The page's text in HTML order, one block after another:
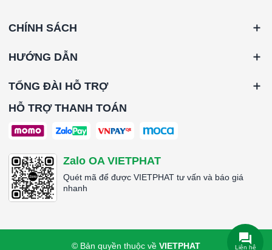
CHÍNH SÁCH
HƯỚNG DẪN
TỔNG ĐÀI HỖ TRỢ
HỖ TRỢ THANH TOÁN
Zalo OA VIETPHAT
Quét mã để được VIETPHAT tư vấn và báo giá
nhanh
© Bản quyền thuộc về VIETPHAT Liên hệ